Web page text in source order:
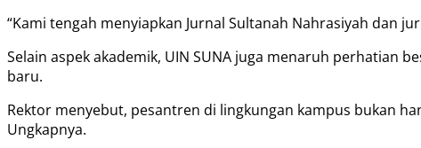
“Kami tengah menyiapkan Jurnal Sultanah Nahrasiyah dan
Selain aspek akademik, UIN SUNA juga menaruh perhatian
baru.
Rektor menyebut, pesantren di lingkungan kampus bukan
Ungkapnya.